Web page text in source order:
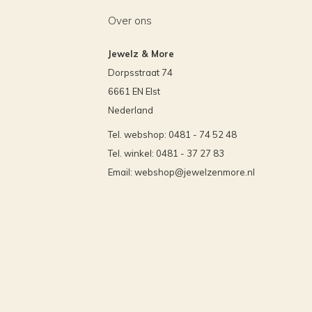
Over ons
Jewelz & More
Dorpsstraat 74
6661 EN Elst
Nederland
Tel. webshop: 0481 - 74 52 48
Tel. winkel: 0481 - 37 27 83
Email: webshop@jewelzenmore.nl